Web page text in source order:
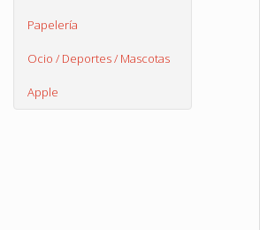
Papelería
Ocio / Deportes / Mascotas
Apple